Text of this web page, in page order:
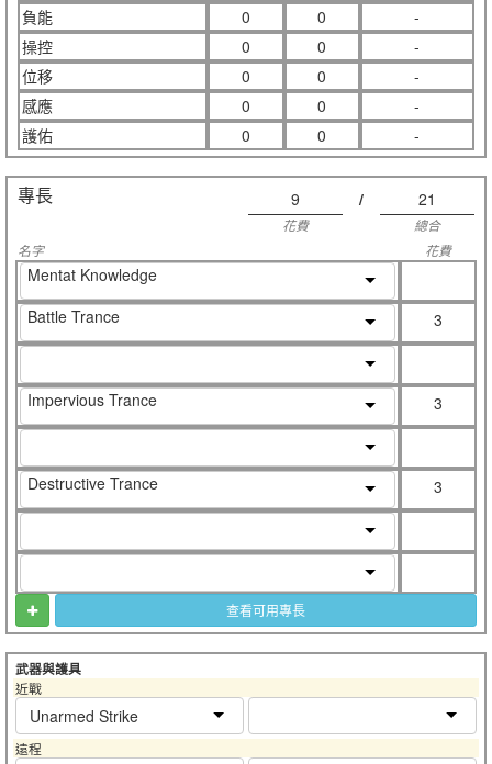
負能
0 0
-
操控
0 0
-
位移
0 0
-
感應
0 0
-
護佑
0 0 -
專長 9 / 21
花費
總合
名字
花費
Mentat Knowledge
Battle Trance
3
Impervious Trance 3
Destructive Trance 3
查看可用專長
武器與護具
近戰
Unarmed Strike
遠程